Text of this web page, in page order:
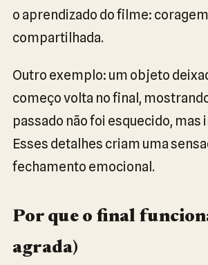
o aprendizado do filme: coragem
compartilhada.
Outro exemplo: um objeto
começo volta no final,
passado não foi esquecido, mas
Esses detalhes criam uma
fechamento emocional.
Por que o final
agrada)